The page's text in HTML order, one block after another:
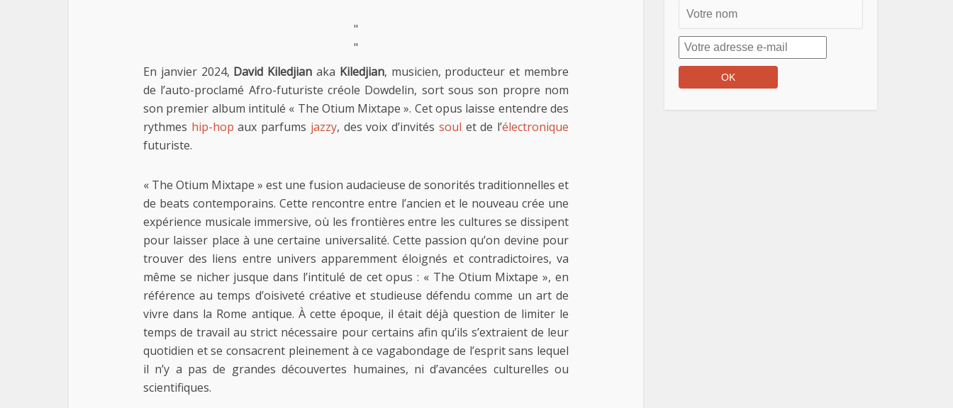
"
"
En janvier 2024, David Kiledjian aka Kiledjian, musicien, producteur et membre
de l’auto-proclamé Afro-futuriste créole Dowdelin, sort sous son propre nom
son premier album intitulé « The Otium Mixtape ». Cet opus laisse entendre des
rythmes hip-hop aux parfums jazzy, des voix d’invités soul et de l’électronique
futuriste.
« The Otium Mixtape » est une fusion audacieuse de sonorités traditionnelles et
de beats contemporains. Cette rencontre entre l’ancien et le nouveau crée une
expérience musicale immersive, où les frontières entre les cultures se dissipent
pour laisser place à une certaine universalité. Cette passion qu’on devine pour
trouver des liens entre univers apparemment éloignés et contradictoires, va
même se nicher jusque dans l’intitulé de cet opus : « The Otium Mixtape », en
référence au temps d’oisiveté créative et studieuse défendu comme un art de
vivre dans la Rome antique. À cette époque, il était déjà question de limiter le
temps de travail au strict nécessaire pour certains afin qu’ils s’extraient de leur
quotidien et se consacrent pleinement à ce vagabondage de l’esprit sans lequel
il n’y a pas de grandes découvertes humaines, ni d’avancées culturelles ou
scientifiques.